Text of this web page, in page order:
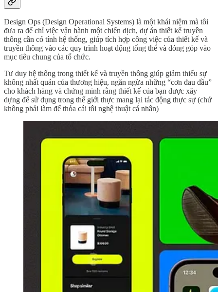
Design Ops (Design Operational Systems) là một khái niệm mà tôi
đưa ra để chỉ việc vận hành một chiến dịch, dự án thiết kế truyền
thông cần có tính hệ thống, giúp tích hợp công việc của thiết kế và
truyền thông vào các quy trình hoạt động tổng thể và đóng góp vào
mục tiêu chung của tổ chức.
Tư duy hệ thống trong thiết kế và truyền thông giúp giảm thiểu sự
không nhất quán của thương hiệu, ngăn ngừa những “cơn đau đầu”
cho khách hàng và chứng minh rằng thiết kế của bạn được xây
dựng để sử dụng trong thế giới thực mang lại tác động thực sự (chứ
không phải làm để thỏa cái tôi nghệ thuật cá nhân)